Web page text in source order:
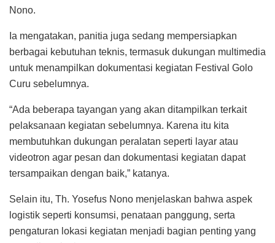
Nono.
Ia mengatakan, panitia juga sedang mempersiapkan
berbagai kebutuhan teknis, termasuk dukungan multimedia
untuk menampilkan dokumentasi kegiatan Festival Golo
Curu sebelumnya.
“Ada beberapa tayangan yang akan ditampilkan terkait
pelaksanaan kegiatan sebelumnya. Karena itu kita
membutuhkan dukungan peralatan seperti layar atau
videotron agar pesan dan dokumentasi kegiatan dapat
tersampaikan dengan baik,” katanya.
Selain itu, Th. Yosefus Nono menjelaskan bahwa aspek
logistik seperti konsumsi, penataan panggung, serta
pengaturan lokasi kegiatan menjadi bagian penting yang